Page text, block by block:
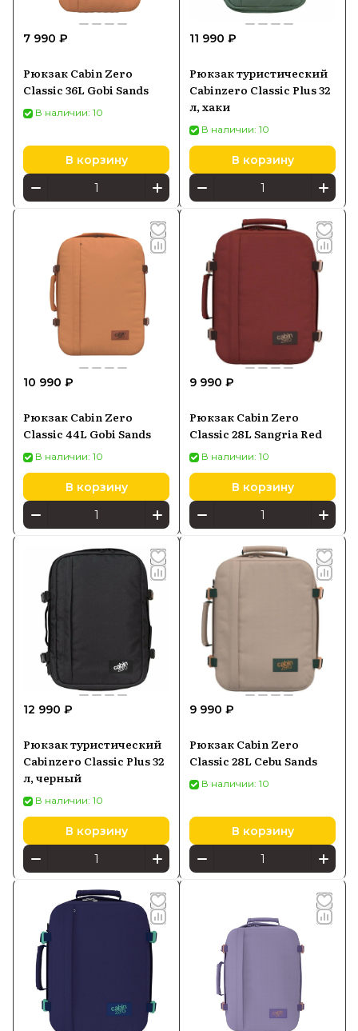
7 990 ₽
Рюкзак Cabin Zero
Classic 36L Gobi Sands
В наличии: 10
В корзину
11 990 ₽
Рюкзак туристический
Cabinzero Classic Plus 32
л, хаки
В наличии: 10
В корзину
10 990 ₽
Рюкзак Cabin Zero
Classic 44L Gobi Sands
В наличии: 10
В корзину
9 990 ₽
Рюкзак Cabin Zero
Classic 28L Sangria Red
В наличии: 10
В корзину
12 990 ₽
Рюкзак туристический
Cabinzero Classic Plus 32
л, черный
В наличии: 10
В корзину
9 990 ₽
Рюкзак Cabin Zero
Classic 28L Cebu Sands
В наличии: 10
В корзину